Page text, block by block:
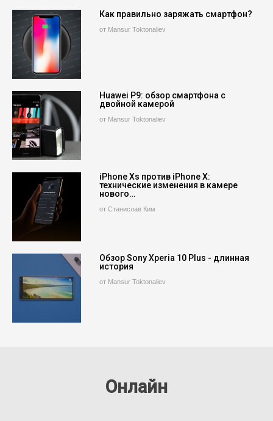
Как правильно заряжать смартфон?
от Mansur Toktonaliev
Huawei P9: обзор смартфона с
двойной камерой
от Mansur Toktonaliev
iPhone Xs против iPhone X:
технические изменения в камере
нового…
от Станислав Ким
Обзор Sony Xperia 10 Plus - длинная
история
от Mansur Toktonaliev
Онлайн